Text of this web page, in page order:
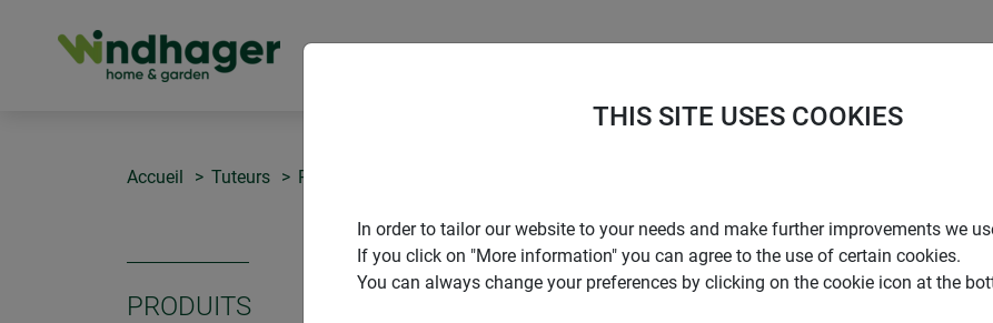
Accueil Tuteurs Pluviomètre à visser sur tuteur
PRODUITS
THIS SITE USES COOKIES
In order to tailor our website to your needs and make further improvements we
If you click on "More information" you can agree to the use of certain cookies.
You can always change your preferences by clicking on the cookie icon at the